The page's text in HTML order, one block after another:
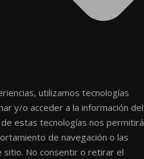
utilizamos tecnologías
y/o acceder a la información del
estas tecnologías nos permitirá
de navegación o las
sitio. No consentir o retirar el